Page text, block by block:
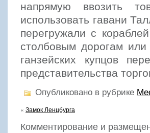
напрямую ввозить
использовать гавани
перегружали с
столбовым дорогам
ганзейских купцов
представительства
Опубликовано в рубрике
« Замок Ленцбурга
Комментирование и